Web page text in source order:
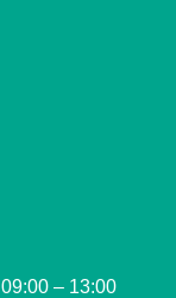
09:00 – 13:00